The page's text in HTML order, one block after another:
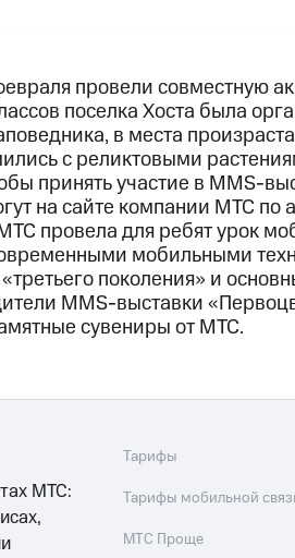
провели совместную
поселка Хоста была
в места
с реликтовыми
принять участие в MMS-
на сайте компании МТС по
провела для ребят урок
мобильными
поколения» и
MMS-выставки
сувениры от МТС.
МТС:
Тарифы
Тарифы мобильной
МТС Проще